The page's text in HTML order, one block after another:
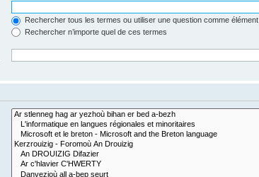
Rechercher tous les termes ou utiliser une question comme élément
Rechercher n’importe quel de ces termes